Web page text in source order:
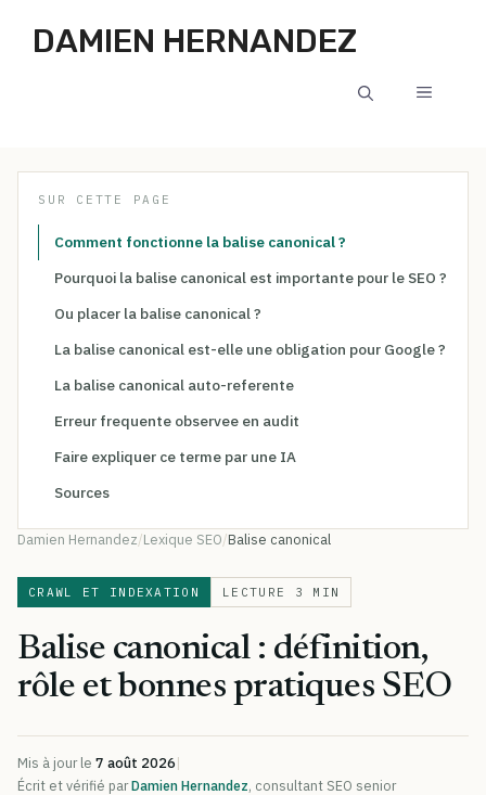
DAMIEN HERNANDEZ
SUR CETTE PAGE
Comment fonctionne la balise canonical ?
Pourquoi la balise canonical est importante pour le SEO ?
Ou placer la balise canonical ?
La balise canonical est-elle une obligation pour Google ?
La balise canonical auto-referente
Erreur frequente observee en audit
Faire expliquer ce terme par une IA
Sources
Damien Hernandez Lexique SEO Balise canonical
CRAWL ET INDEXATION LECTURE 3 MIN
Balise canonical : définition,
rôle et bonnes pratiques SEO
Mis à jour le 7 août 2026|
Écrit et vérifié parDamien Hernandez, consultant SEO senior